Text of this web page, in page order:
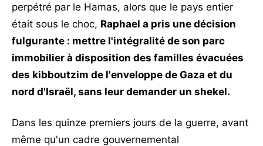
perpétré par le Hamas, alors que le pays entier
était sous le choc, Raphael a pris une décision
fulgurante : mettre l'intégralité de son parc
immobilier à disposition des familles évacuées
des kibboutzim de l'enveloppe de Gaza et du
nord d'Israël, sans leur demander un shekel.
Dans les quinze premiers jours de la guerre, avant
même qu'un cadre gouvernemental